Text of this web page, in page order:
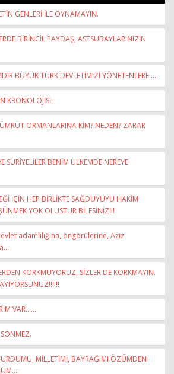
GENLERİ İLE OYNAMAYIN.
BİRİNCİL PAYDAŞ; ASTSUBAYLARINIZIN
BÜYÜK TÜRK DEVLETİMİZİ YÖNETENLERE....
KRONOLOJİSİ:
ORMANLARINA KİM? NEDEN? ZARAR
SURİYELİLER BENİM ÜLKEMDE NEREYE
İÇİN HEP BİRLİKTE SAĞDUYUYU HAKİM
YOK OLUSTUR BİLESİNİZ!!!
adamlılığına, öngörülerine, Aziz
KORKMUYORUZ, SİZLER DE KORKMAYIN.
VAR......
MİLLETİMİ, BAYRAĞIMI ÖZÜMDEN